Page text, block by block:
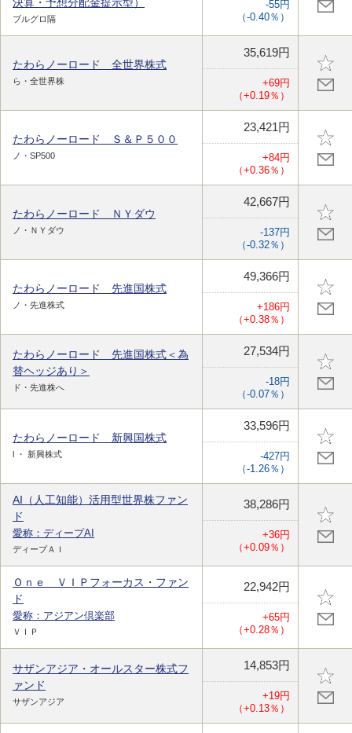
決算・予想分配金提示型）
ブルグロ隔
-55円
（-0.40％）
たわらノーロード 全世界株式
ら・全世界株
35,619円
+69円
（+0.19％）
たわらノーロード Ｓ＆Ｐ５００
ノ・SP500
23,421円
+84円
（+0.36％）
たわらノーロード ＮＹダウ
ノ・ＮＹダウ
42,667円
-137円
（-0.32％）
たわらノーロード 先進国株式
ノ・先進株式
49,366円
+186円
（+0.38％）
たわらノーロード 先進国株式＜為
替ヘッジあり＞
ド・先進株へ
27,534円
-18円
（-0.07％）
たわらノーロード 新興国株式
l ・ 新興株式
33,596円
-427円
（-1.26％）
AI（人工知能）活用型世界株ファン
ド
愛称：ディープAI
ディープＡＩ
38,286円
+36円
（+0.09％）
Ｏｎｅ ＶＩＰフォーカス・ファン
ド
愛称：アジアン倶楽部
ＶＩＰ
22,942円
+65円
（+0.28％）
サザンアジア・オールスター株式フ
ァンド
サザンアジア
14,853円
+19円
（+0.13％）